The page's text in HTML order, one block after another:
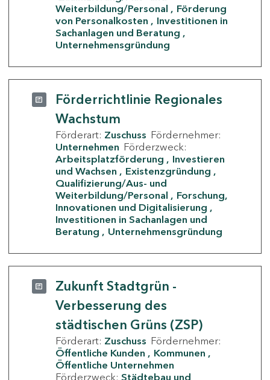
Weiterbildung/Personal
Förderung
von Personalkosten
Investitionen in
Sachanlagen und Beratung
Unternehmensgründung
Förderrichtlinie Regionales
Wachstum
Förderart: Zuschuss Fördernehmer:
Unternehmen Förderzweck:
Arbeitsplatzförderung
Investieren
und Wachsen
Existenzgründung
Qualifizierung/Aus- und
Weiterbildung/Personal
Forschung,
Innovationen und Digitalisierung
Investitionen in Sachanlagen und
Beratung
Unternehmensgründung
Zukunft Stadtgrün -
Verbesserung des
städtischen Grüns (ZSP)
Förderart: Zuschuss Fördernehmer:
Öffentliche Kunden
Kommunen
Öffentliche Unternehmen
Förderzweck: Städtebau und